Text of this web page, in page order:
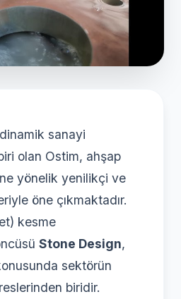
sanayi
olan Ostim, ahşap
yönelik yenilikçi ve
öne çıkmaktadır.
kesme
Stone Design,
sektörün
biridir.